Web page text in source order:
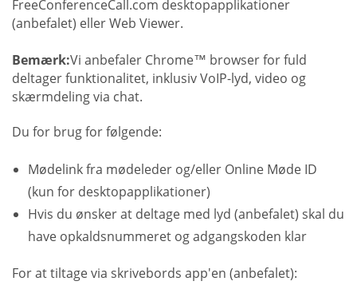
FreeConferenceCall.com desktopapplikationer
(anbefalet) eller Web Viewer.
Bemærk:Vi anbefaler Chrome™ browser for fuld
deltager funktionalitet, inklusiv VoIP-lyd, video og
skærmdeling via chat.
Du for brug for følgende:
Mødelink fra mødeleder og/eller Online Møde ID
(kun for desktopapplikationer)
Hvis du ønsker at deltage med lyd (anbefalet) skal du
have opkaldsnummeret og adgangskoden klar
For at tiltage via skrivebords app'en (anbefalet):